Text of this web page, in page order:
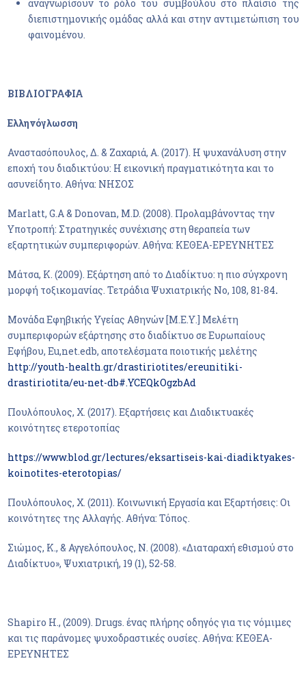
αναγνωρίσουν το ρόλο του συμβούλου στο πλαίσιο της
διεπιστημονικής ομάδας αλλά και στην αντιμετώπιση του
φαινομένου.
ΒΙΒΛΙΟΓΡΑΦΙΑ
Ελληνόγλωσση
Αναστασόπουλος, Δ. & Ζαχαριά, Α. (2017). Η ψυχανάλυση στην
εποχή του διαδικτύου: Η εικονική πραγματικότητα και το
ασυνείδητο. Αθήνα: ΝΗΣΟΣ
Marlatt, G.A & Donovan, M.D. (2008). Προλαμβάνοντας την
Υποτροπή: Στρατηγικές συνέχισης στη θεραπεία των
εξαρτητικών συμπεριφορών. Αθήνα: ΚΕΘΕΑ-ΕΡΕΥΝΗΤΕΣ
Μάτσα, Κ. (2009). Εξάρτηση από το Διαδίκτυο: η πιο σύγχρονη
μορφή τοξικομανίας. Τετράδια Ψυχιατρικής Νο, 108, 81-84.
Μονάδα Εφηβικής Υγείας Αθηνών [Μ.Ε.Υ.] Μελέτη
συμπεριφορών εξάρτησης στο διαδίκτυο σε Ευρωπαίους
Εφήβου, Eu,net.edb, αποτελέσματα ποιοτικής μελέτης
http://youth-health.gr/drastiriotites/ereunitiki-
drastiriotita/eu-net-db#.YCEQkOgzbAd
Πουλόπουλος, Χ. (2017). Εξαρτήσεις και Διαδικτυακές
κοινότητες ετεροτοπίας
https://www.blod.gr/lectures/eksartiseis-kai-diadiktyakes-
koinotites-eterotopias/
Πουλόπουλος, Χ. (2011). Κοινωνική Εργασία και Εξαρτήσεις: Οι
κοινότητες της Αλλαγής. Αθήνα: Τόπος.
Σιώμος, Κ., & Αγγελόπουλος, Ν. (2008). «Διαταραχή εθισμού στο
Διαδίκτυο», Ψυχιατρική, 19 (1), 52-58.
Shapiro H., (2009). Drugs. ένας πλήρης οδηγός για τις νόμιμες
και τις παράνομες ψυχοδραστικές ουσίες. Αθήνα: ΚΕΘΕΑ-
ΕΡΕΥΝΗΤΕΣ